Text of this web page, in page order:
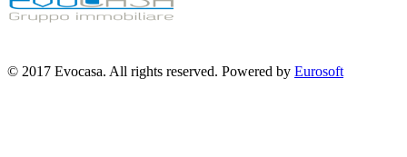
© 2017 Evocasa. All rights reserved. Powered by Eurosoft